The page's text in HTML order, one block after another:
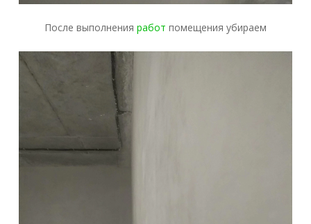
После выполнения работ помещения убираем